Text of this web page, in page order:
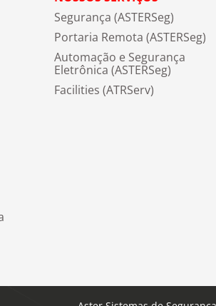
Segurança (ASTERSeg)
Portaria Remota (ASTERSeg)
Automação e Segurança
Eletrônica (ASTERSeg)
Facilities (ATRServ)